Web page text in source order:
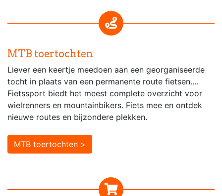
MTB toertochten
Liever een keertje meedoen aan een georganiseerde
tocht in plaats van een permanente route fietsen....
Fietssport biedt het meest complete overzicht voor
wielrenners en mountainbikers. Fiets mee en ontdek
nieuwe routes en bijzondere plekken.
MTB toertochten >